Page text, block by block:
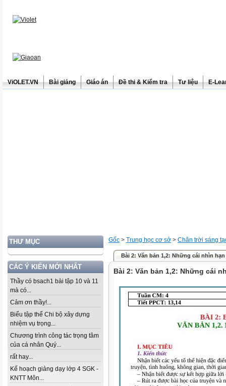
ViOLET.VN Bài giảng Giáo án Đề thi & Kiểm tra Tư liệu E-
THƯ MỤC
CÁC Ý KIẾN MỚI NHẤT
Thầy có bsach1 bài tập 10 và 11
mà có...
Cảm ơn thầy!...
Biểu tập thể Chi bộ xây dựng
nhiệm vụ trọng...
Chương trình công tác trọng tâm
của cá nhân Quý...
rất hay...
Kế hoạch giảng dạy lớp 4 SGK -
KNTT Môn...
Gốc > Trung học cơ sở > Chân trời sáng
Bài 2: Văn bản 1,2: Những cái nhìn hạn
Bài 2: Văn bản 1,2: Những cái